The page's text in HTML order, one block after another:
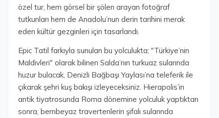
özel tur, hem görsel bir şölen arayan fotoğraf
tutkunları hem de Anadolu’nun derin tarihini merak
eden kültür gezginleri için tasarlandı.
Epic Tatil farkıyla sunulan bu yolculukta; "Türkiye’nin
Maldivleri" olarak bilinen Salda’nın turkuaz sularında
huzur bulacak, Denizli Bağbaşı Yaylası’na teleferik ile
çıkarak şehri kuş bakışı izleyeceksiniz. Hierapolis’in
antik tiyatrosunda Roma dönemine yolculuk yaptıktan
sonra, bembeyaz travertenlerin şifalı sularında